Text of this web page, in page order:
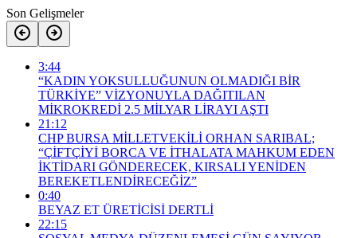
Son Gelişmeler
3:44
“KADIN YOKSULLUĞUNUN OLMADIĞI BİR
TÜRKİYE” VİZYONUYLA DAĞITILAN
MİKROKREDİ 2.5 MİLYAR LİRAYI AŞTI
21:12
CHP BURSA MİLLETVEKİLİ ORHAN SARIBAL;
“ÇİFTÇİYİ BORCA VE İTHALATA MAHKUM EDEN
İKTİDARI GÖNDERECEK, KIRSALI YENİDEN
BEREKETLENDİRECEĞİZ”
0:40
BEYAZ ET ÜRETİCİSİ DERTLİ
22:15